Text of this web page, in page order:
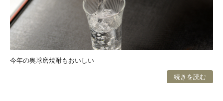
今年の奥球磨焼酎もおいしい
続きを読む